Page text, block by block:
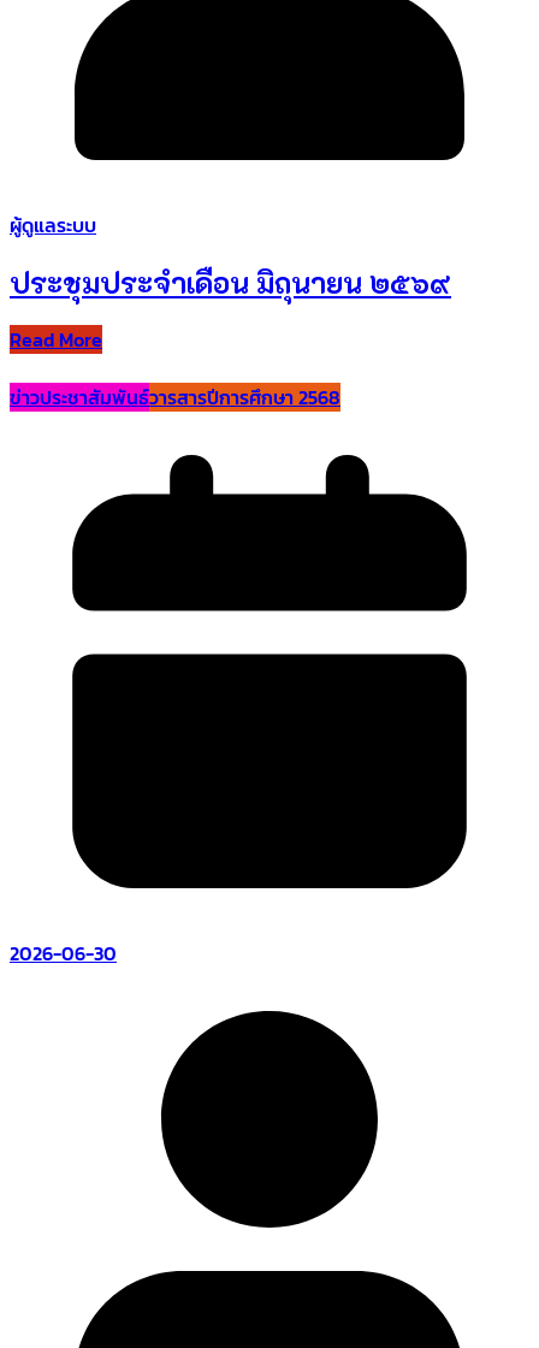
ผู้ดูแลระบบ
ประชุมประจำเดือน มิถุนายน ๒๕๖๙
Read More
ข่าวประชาสัมพันธ์วารสารปีการศึกษา 2568
2026-06-30